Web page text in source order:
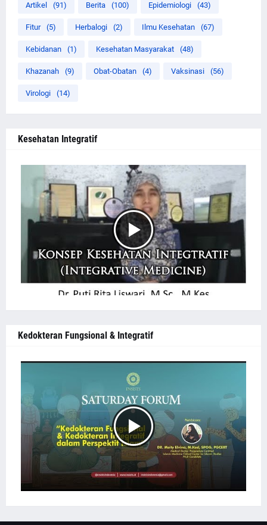
Artikel (91) Berita (100) Epidemiologi (43)
Fitur (5) Herbalogi (2) Ilmu Kesehatan (67)
Kebidanan (1) Kesehatan Masyarakat (48)
Khazanah (9) Obat-Obatan (4) Vaksinasi (56)
Virologi (14)
Kesehatan Integratif
Kedokteran Fungsional & Integratif